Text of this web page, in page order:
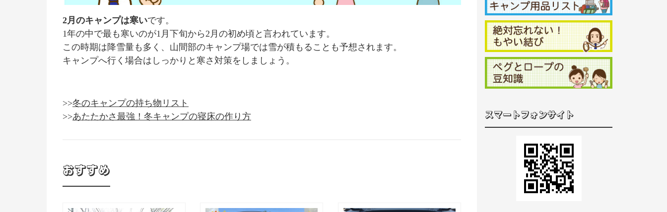
2月のキャンプは寒いです。
1年の中で最も寒いのが1月下旬から2月の初め頃と言われています。
この時期は降雪量も多く、山間部のキャンプ場では雪が積もることも予想されます。
キャンプへ行く場合はしっかりと寒さ対策をしましょう。
>>冬のキャンプの持ち物リスト
>>あたたかさ最強！冬キャンプの寝床の作り方
おすすめ
スマートフォンサイト